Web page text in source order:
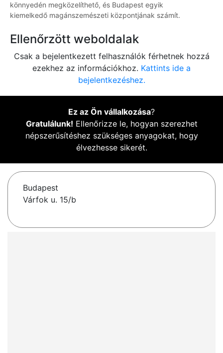
könnyedén megközelíthető, és Budapest egyik
kiemelkedő magánszemészeti központjának számít.
Ellenőrzött weboldalak
Csak a bejelentkezett felhasználók férhetnek hozzá
ezekhez az információkhoz. Kattints ide a
bejelentkezéshez.
Ez az Ön vállalkozása?
Gratulálunk! Ellenőrizze le, hogyan szerezhet
népszerűsítéshez szükséges anyagokat, hogy
élvezhesse sikerét.
Budapest
Várfok u. 15/b